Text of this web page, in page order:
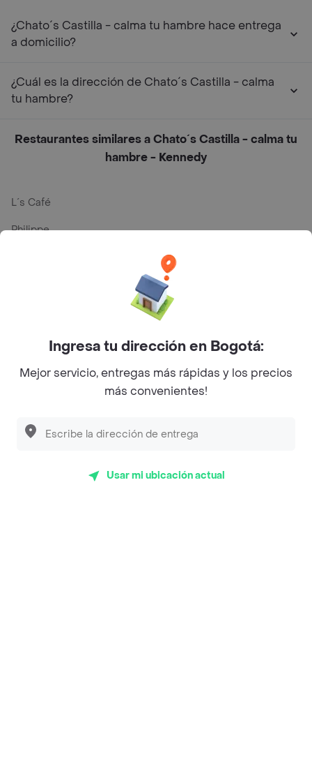
¿Chato´s Castilla - calma tu hambre hace entrega
a domicilio?
¿Cuál es la dirección de Chato´s Castilla - calma
tu hambre?
Restaurantes similares a Chato´s Castilla - calma tu
hambre - Kennedy
L´s Café
Philippe
Myriam Camhi Co
Magnifique
Empanaditas de Pipian - Empanadas
Sopitas y Frijoladas
Ingresa tu dirección en Bogotá:
Mejor servicio, entregas más rápidas y los precios
más convenientes!
Usar mi ubicación actual